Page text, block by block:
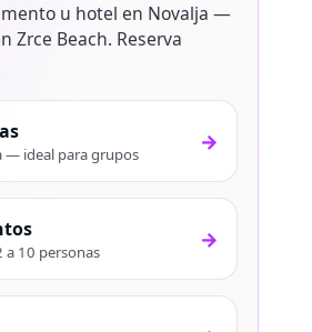
u hotel en Novalja —
Zrce Beach. Reserva
— ideal para grupos →
a 10 personas →